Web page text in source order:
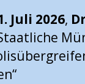
Juli 2026,